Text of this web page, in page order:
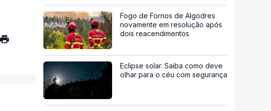
Fogo de Fornos de Algodres
novamente em resolução após
dois reacendimentos
Eclipse solar. Saiba como deve
olhar para o céu com segurança